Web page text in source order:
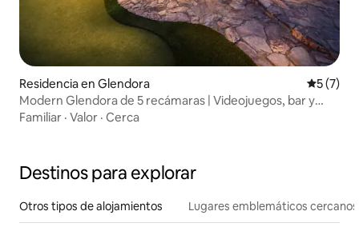
Residencia en Glendora
5 (7)
Modern Glendora de 5 recámaras | Videojuegos, bar y
patio con asador
Familiar · Valor · Cerca
Destinos para explorar
Otros tipos de alojamientos Lugares emblemáticos cercanos